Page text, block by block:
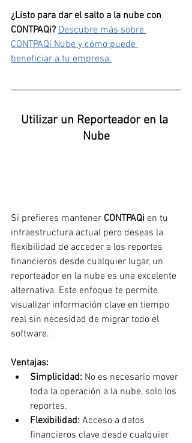
¿Listo para dar el salto a la nube con
CONTPAQi? Descubre más sobre
CONTPAQi Nube y cómo puede
beneficiar a tu empresa.
Utilizar un Reporteador en la
Nube
Si prefieres mantener CONTPAQi en tu
infraestructura actual pero deseas la
flexibilidad de acceder a los reportes
financieros desde cualquier lugar, un
reporteador en la nube es una excelente
alternativa. Este enfoque te permite
visualizar información clave en tiempo
real sin necesidad de migrar todo el
software.
Ventajas:
Simplicidad: No es necesario mover
toda la operación a la nube, solo los
reportes.
Flexibilidad: Acceso a datos
financieros clave desde cualquier